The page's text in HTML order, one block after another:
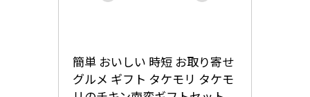
簡単 おいしい 時短 お取り寄せ
グルメ ギフト タケモリ タケモ